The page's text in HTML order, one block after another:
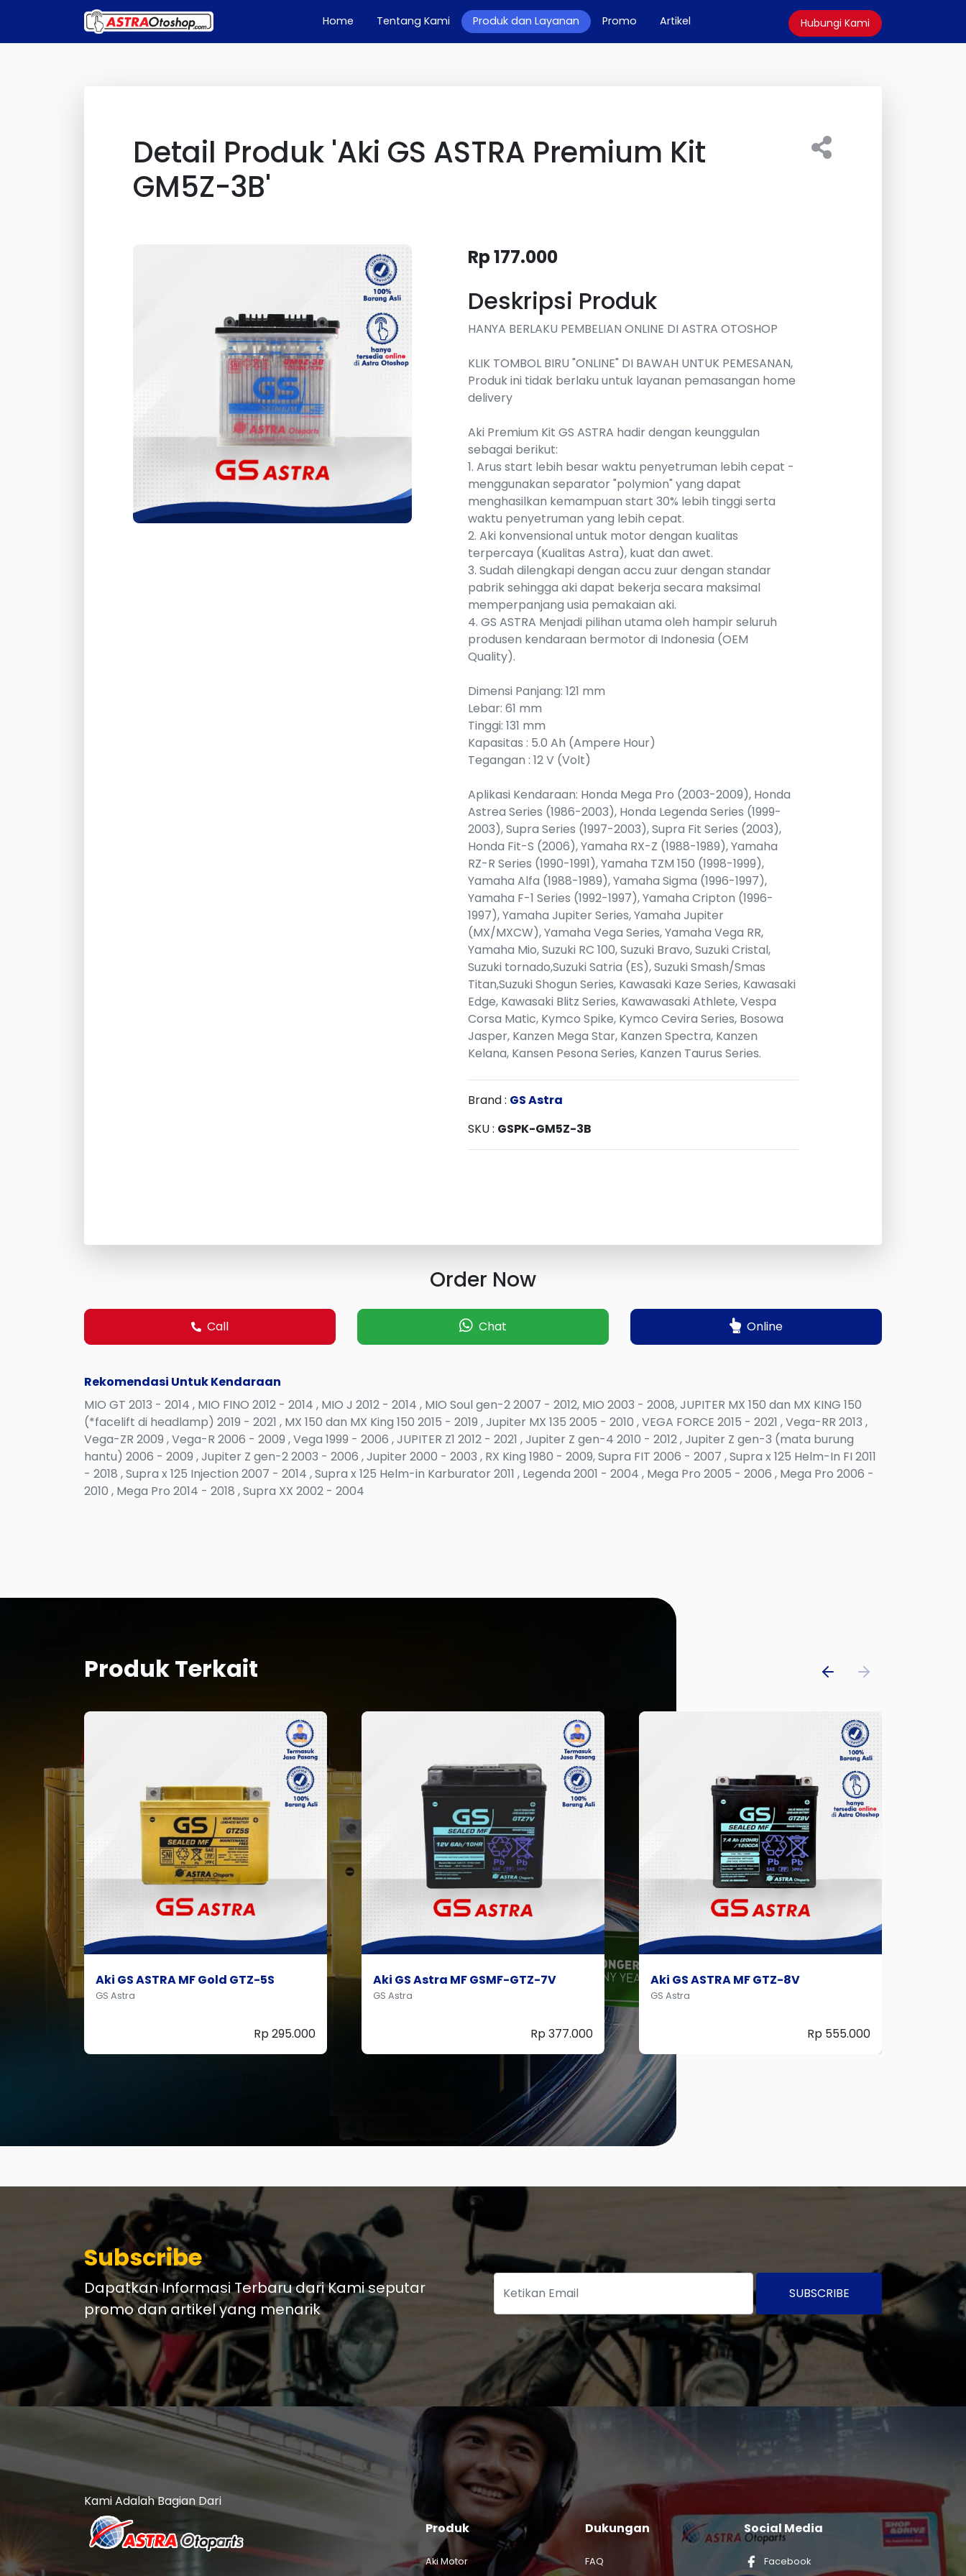
Home (current)
Tentang Kami Produk dan Layanan Promo Artikel Hubungi Kami
Detail Produk 'Aki GS ASTRA Premium Kit
GM5Z-3B'
Rp 177.000
Deskripsi Produk
HANYA BERLAKU PEMBELIAN ONLINE DI ASTRA OTOSHOP
KLIK TOMBOL BIRU "ONLINE" DI BAWAH UNTUK PEMESANAN,
Produk ini tidak berlaku untuk layanan pemasangan home
delivery
Aki Premium Kit GS ASTRA hadir dengan keunggulan
sebagai berikut:
1. Arus start lebih besar waktu penyetruman lebih cepat -
menggunakan separator "polymion" yang dapat
menghasilkan kemampuan start 30% lebih tinggi serta
waktu penyetruman yang lebih cepat.
2. Aki konvensional untuk motor dengan kualitas
terpercaya (Kualitas Astra), kuat dan awet.
3. Sudah dilengkapi dengan accu zuur dengan standar
pabrik sehingga aki dapat bekerja secara maksimal
memperpanjang usia pemakaian aki.
4. GS ASTRA Menjadi pilihan utama oleh hampir seluruh
produsen kendaraan bermotor di Indonesia (OEM
Quality).
Dimensi Panjang: 121 mm
Lebar: 61 mm
Tinggi: 131 mm
Kapasitas : 5.0 Ah (Ampere Hour)
Tegangan : 12 V (Volt)
Aplikasi Kendaraan: Honda Mega Pro (2003-2009), Honda
Astrea Series (1986-2003), Honda Legenda Series (1999-
2003), Supra Series (1997-2003), Supra Fit Series (2003),
Honda Fit-S (2006), Yamaha RX-Z (1988-1989), Yamaha
RZ-R Series (1990-1991), Yamaha TZM 150 (1998-1999),
Yamaha Alfa (1988-1989), Yamaha Sigma (1996-1997),
Yamaha F-1 Series (1992-1997), Yamaha Cripton (1996-
1997), Yamaha Jupiter Series, Yamaha Jupiter
(MX/MXCW), Yamaha Vega Series, Yamaha Vega RR,
Yamaha Mio, Suzuki RC 100, Suzuki Bravo, Suzuki Cristal,
Suzuki tornado,Suzuki Satria (ES), Suzuki Smash/Smas
Titan,Suzuki Shogun Series, Kawasaki Kaze Series, Kawasaki
Edge, Kawasaki Blitz Series, Kawawasaki Athlete, Vespa
Corsa Matic, Kymco Spike, Kymco Cevira Series, Bosowa
Jasper, Kanzen Mega Star, Kanzen Spectra, Kanzen
Kelana, Kansen Pesona Series, Kanzen Taurus Series.
Brand : GS Astra
SKU : GSPK-GM5Z-3B
Order Now
Call Chat Online
Rekomendasi Untuk Kendaraan
MIO GT 2013 - 2014 , MIO FINO 2012 - 2014 , MIO J 2012 - 2014 , MIO Soul gen-2 2007 - 2012, MIO 2003 - 2008, JUPITER MX 150 dan MX KING 150
(*facelift di headlamp) 2019 - 2021 , MX 150 dan MX King 150 2015 - 2019 , Jupiter MX 135 2005 - 2010 , VEGA FORCE 2015 - 2021 , Vega-RR 2013 ,
Vega-ZR 2009 , Vega-R 2006 - 2009 , Vega 1999 - 2006 , JUPITER Z1 2012 - 2021 , Jupiter Z gen-4 2010 - 2012 , Jupiter Z gen-3 (mata burung
hantu) 2006 - 2009 , Jupiter Z gen-2 2003 - 2006 , Jupiter 2000 - 2003 , RX King 1980 - 2009, Supra FIT 2006 - 2007 , Supra x 125 Helm-In FI 2011
- 2018 , Supra x 125 Injection 2007 - 2014 , Supra x 125 Helm-in Karburator 2011 , Legenda 2001 - 2004 , Mega Pro 2005 - 2006 , Mega Pro 2006 -
2010 , Mega Pro 2014 - 2018 , Supra XX 2002 - 2004
Produk Terkait
Aki GS Astra MF GSMF-GTZ-7V
GS Astra
Rp 377.000
Aki GS ASTRA MF GTZ-8V
GS Astra
Rp 555.000
Aki GS ASTRA Premium Kit GM5Z-3B
GS Astra
Rp 177.000
Subscribe
Dapatkan Informasi Terbaru dari Kami seputar
promo dan artikel yang menarik
SUBSCRIBE
Kami Adalah Bagian Dari
Produk
Aki Motor
Dukungan
FAQ
Social Media
Facebook